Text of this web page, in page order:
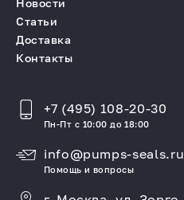
Новости
Статьи
Доставка
Контакты
+7 (495) 108-20-30
Пн-Пт с 10:00 до 18:00
info@pumps-seals.ru
Помощь и вопросы